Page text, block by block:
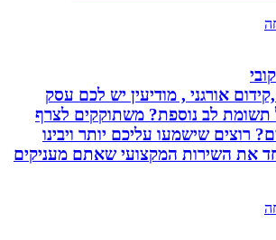
אורגני , מודיעין יש לכם עסק
לב נוספת? משתוקקים לצרף
שישמעו עליכם יותר ויבינו
את השירות המקצועי שאתם מעניקים